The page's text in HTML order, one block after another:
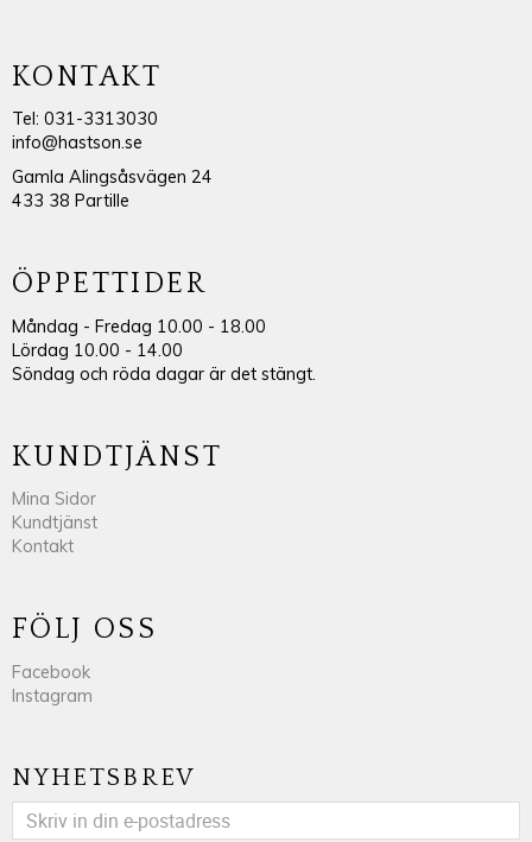
KONTAKT
Tel: 031-3313030
info@hastson.se
Gamla Alingsåsvägen 24
433 38 Partille
ÖPPETTIDER
Måndag - Fredag 10.00 - 18.00
Lördag 10.00 - 14.00
Söndag och röda dagar är det stängt.
KUNDTJÄNST
Mina Sidor
Kundtjänst
Kontakt
FÖLJ OSS
Facebook
Instagram
NYHETSBREV